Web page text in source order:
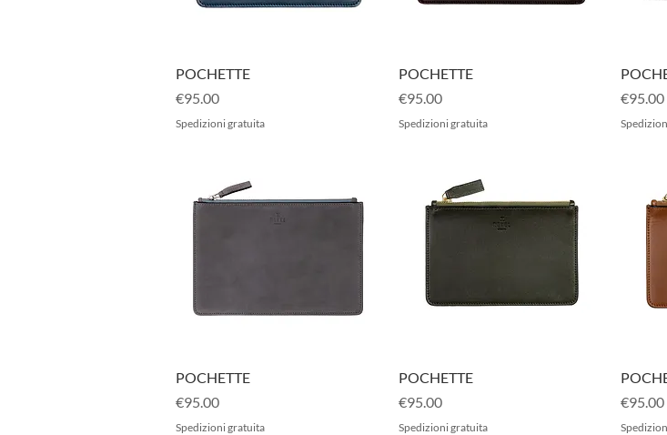
Quick View
POCHETTE
Price
€95.00
Spedizioni gratuita
Quick View
POCHETTE
Price
€95.00
Spedizioni gratuita
Price
€95.00
Quick View
POCHETTE
Price
€95.00
Spedizioni gratuita
Quick View
POCHETTE
Price
€95.00
Spedizioni gratuita
Price
€95.00